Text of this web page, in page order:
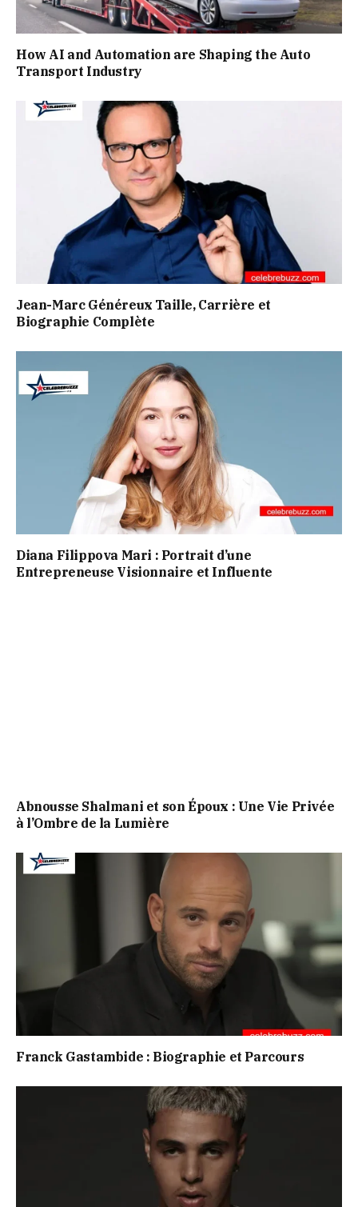
How AI and Automation are Shaping the Auto
Transport Industry
Jean-Marc Généreux Taille, Carrière et
Biographie Complète
Diana Filippova Mari : Portrait d’une
Entrepreneuse Visionnaire et Influente
Abnousse Shalmani et son Époux : Une Vie Privée
à l’Ombre de la Lumière
Franck Gastambide : Biographie et Parcours